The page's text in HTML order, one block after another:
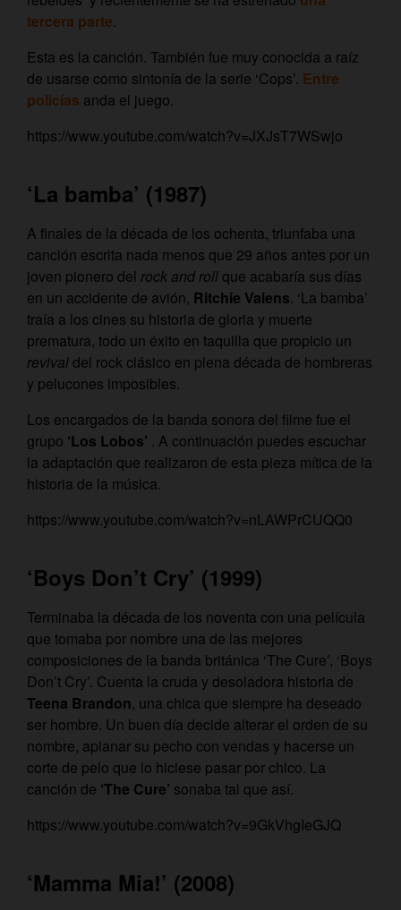
tercera parte.
Esta es la canción. También fue muy conocida a raíz
de usarse como sintonía de la serie ‘Cops’. Entre
policías anda el juego.
https://www.youtube.com/watch?v=JXJsT7WSwjo
‘La bamba’ (1987)
A finales de la década de los ochenta, triunfaba una
canción escrita nada menos que 29 años antes por un
joven pionero del rock and roll que acabaría sus días
en un accidente de avión, Ritchie Valens. ‘La bamba’
traía a los cines su historia de gloria y muerte
prematura, todo un éxito en taquilla que propicio un
revival del rock clásico en plena década de hombreras
y pelucones imposibles.
Los encargados de la banda sonora del filme fue el
grupo ‘Los Lobos’ . A continuación puedes escuchar
la adaptación que realizaron de esta pieza mítica de la
historia de la música.
https://www.youtube.com/watch?v=nLAWPrCUQQ0
‘Boys Don’t Cry’ (1999)
Terminaba la década de los noventa con una película
que tomaba por nombre una de las mejores
composiciones de la banda británica ‘The Cure’, ‘Boys
Don’t Cry’. Cuenta la cruda y desoladora historia de
Teena Brandon, una chica que siempre ha deseado
ser hombre. Un buen día decide alterar el orden de su
nombre, aplanar su pecho con vendas y hacerse un
corte de pelo que lo hiciese pasar por chico. La
canción de ‘The Cure’ sonaba tal que así.
https://www.youtube.com/watch?v=9GkVhgIeGJQ
‘Mamma Mia!’ (2008)